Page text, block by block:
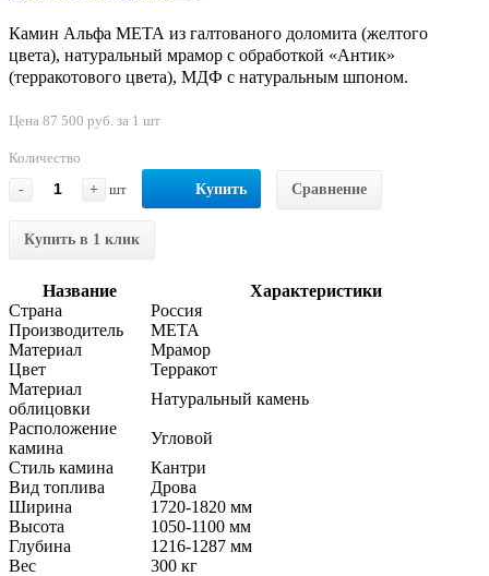
Камин Альфа МЕТА из галтованого доломита (желтого
цвета), натуральный мрамор с обработкой «Антик»
(терракотового цвета), МДФ с натуральным шпоном.
Цена 87 500 руб. за 1 шт
Количество
-
+ шт Купить Сравнение
Купить в 1 клик
Название
Характеристики
Страна
Россия
Производитель
МЕТА
Материал
Мрамор
Цвет
Терракот
Материал
облицовки
Натуральный камень
Расположение
камина
Угловой
Стиль камина
Кантри
Вид топлива
Дрова
Ширина
1720-1820 мм
Высота
1050-1100 мм
Глубина
1216-1287 мм
Вес
300 кг